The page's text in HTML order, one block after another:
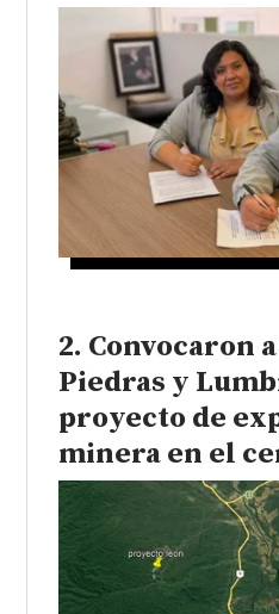
Convocaron
Piedras y
proyecto de
minera en el